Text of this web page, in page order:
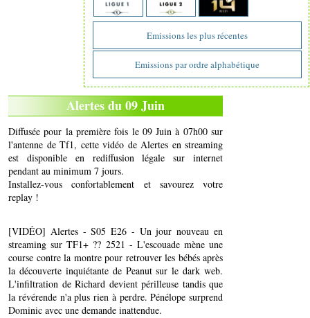
Emissions les plus récentes
Emissions par ordre alphabétique
Alertes du 09 Juin
Diffusée pour la première fois le 09 Juin à 07h00 sur
l'antenne de Tf1, cette vidéo de Alertes en streaming
est disponible en rediffusion légale sur internet
pendant au minimum 7 jours.
Installez-vous confortablement et savourez votre
replay !
[VIDÉO] Alertes - S05 E26 - Un jour nouveau en
streaming sur TF1+ ?? 2521 - L'escouade mène une
course contre la montre pour retrouver les bébés après
la découverte inquiétante de Peanut sur le dark web.
L'infiltration de Richard devient périlleuse tandis que
la révérende n'a plus rien à perdre. Pénélope surprend
Dominic avec une demande inattendue.